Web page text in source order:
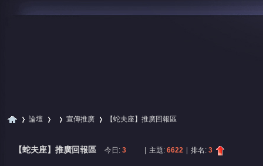
論壇 宣傳推廣 【蛇夫座】推廣回報區
【蛇夫座】推廣回報區 今日: 3 主題: 6622 排名: 3